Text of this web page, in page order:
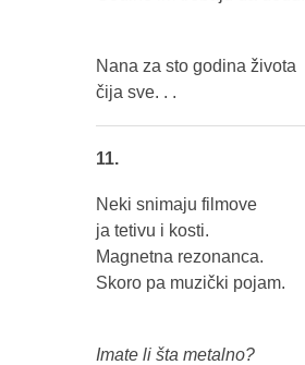
Nana za sto godina života
čija sve. . .
11.
Neki snimaju filmove
ja tetivu i kosti.
Magnetna rezonanca.
Skoro pa muzički pojam.
Imate li šta metalno?